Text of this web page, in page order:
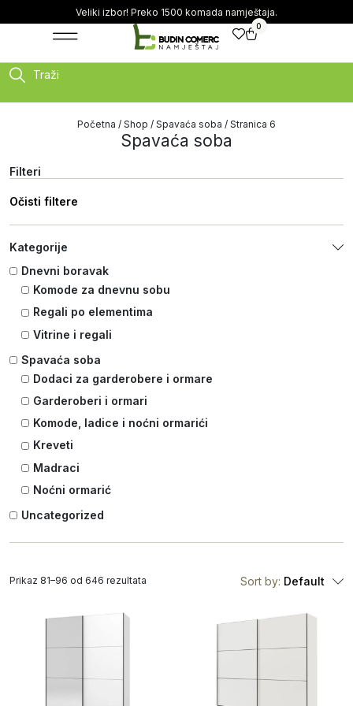
Veliki izbor! Preko 1500 komada namještaja.
0
Traži
Početna / Shop / Spavaća soba / Stranica 6
Spavaća soba
Filteri
Očisti filtere
Kategorije
Dnevni boravak
Komode za dnevnu sobu
Regali po elementima
Vitrine i regali
Spavaća soba
Dodaci za garderobere i ormare
Garderoberi i ormari
Komode, ladice i noćni ormarići
Kreveti
Madraci
Noćni ormarić
Uncategorized
Sort by: Default
Prikaz 81–96 od 646 rezultata